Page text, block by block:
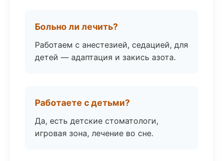
Больно ли лечить?
Работаем с анестезией, седацией, для
детей — адаптация и закись азота.
Работаете с детьми?
Да, есть детские стоматологи,
игровая зона, лечение во сне.